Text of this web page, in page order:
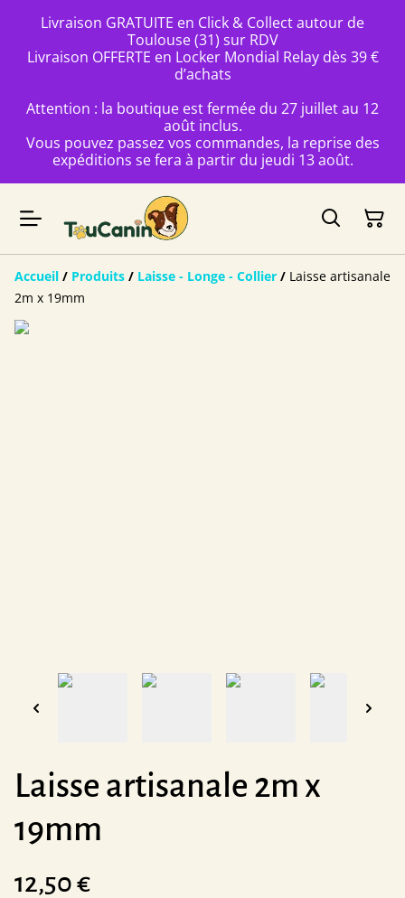
Livraison GRATUITE en Click & Collect autour de
Toulouse (31) sur RDV
Livraison OFFERTE en Locker Mondial Relay dès 39 €
d’achats
Attention : la boutique est fermée du 27 juillet au 12
août inclus.
Vous pouvez passez vos commandes, la reprise des
expéditions se fera à partir du jeudi 13 août.
Accueil / Produits / Laisse - Longe - Collier / Laisse artisanale
2m x 19mm
Laisse artisanale 2m x
19mm
12,50 €